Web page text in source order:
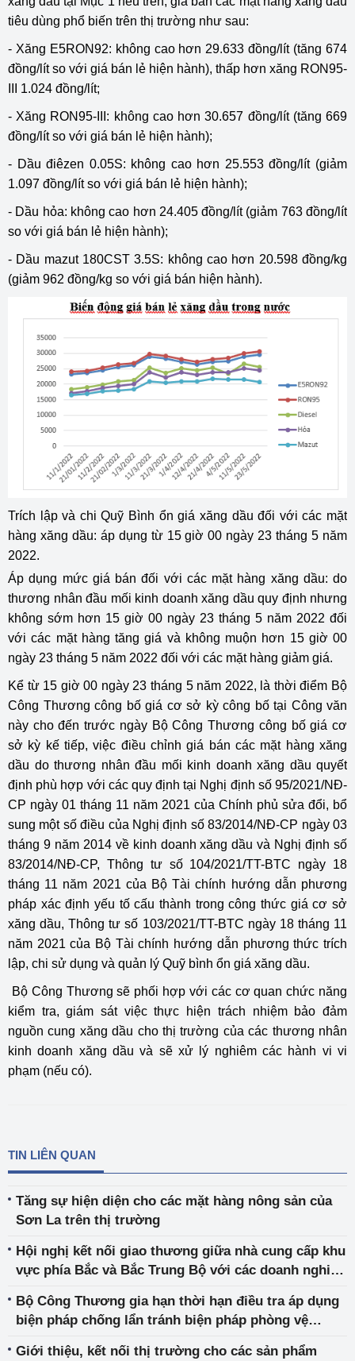
tiêu dùng phổ biến trên thị trường như sau:
- Xăng E5RON92: không cao hơn 29.633 đồng/lít (tăng 674
đồng/lít so với giá bán lẻ hiện hành), thấp hơn xăng RON95-
III 1.024 đồng/lít;
- Xăng RON95-III: không cao hơn 30.657 đồng/lít (tăng 669
đồng/lít so với giá bán lẻ hiện hành);
- Dầu điêzen 0.05S: không cao hơn 25.553 đồng/lít (giảm
1.097 đồng/lít so với giá bán lẻ hiện hành);
- Dầu hỏa: không cao hơn 24.405 đồng/lít (giảm 763 đồng/lít
so với giá bán lẻ hiện hành);
- Dầu mazut 180CST 3.5S: không cao hơn 20.598 đồng/kg
(giảm 962 đồng/kg so với giá bán hiện hành).
Trích lập và chi Quỹ Bình ổn giá xăng dầu đối với các mặt
hàng xăng dầu: áp dụng từ 15 giờ 00 ngày 23 tháng 5 năm
2022.
Áp dụng mức giá bán đối với các mặt hàng xăng dầu: do
thương nhân đầu mối kinh doanh xăng dầu quy định nhưng
không sớm hơn 15 giờ 00 ngày 23 tháng 5 năm 2022 đối
với các mặt hàng tăng giá và không muộn hơn 15 giờ 00
ngày 23 tháng 5 năm 2022 đối với các mặt hàng giảm giá.
Kể từ 15 giờ 00 ngày 23 tháng 5 năm 2022, là thời điểm Bộ
Công Thương công bố giá cơ sở kỳ công bố tại Công văn
này cho đến trước ngày Bộ Công Thương công bố giá cơ
sở kỳ kế tiếp, việc điều chỉnh giá bán các mặt hàng xăng
dầu do thương nhân đầu mối kinh doanh xăng dầu quyết
định phù hợp với các quy định tại Nghị định số 95/2021/NĐ-
CP ngày 01 tháng 11 năm 2021 của Chính phủ sửa đổi, bổ
sung một số điều của Nghị định số 83/2014/NĐ-CP ngày 03
tháng 9 năm 2014 về kinh doanh xăng dầu và Nghị định số
83/2014/NĐ-CP, Thông tư số 104/2021/TT-BTC ngày 18
tháng 11 năm 2021 của Bộ Tài chính hướng dẫn phương
pháp xác định yếu tố cấu thành trong công thức giá cơ sở
xăng dầu, Thông tư số 103/2021/TT-BTC ngày 18 tháng 11
năm 2021 của Bộ Tài chính hướng dẫn phương thức trích
lập, chi sử dụng và quản lý Quỹ bình ổn giá xăng dầu.
Bộ Công Thương sẽ phối hợp với các cơ quan chức năng
kiểm tra, giám sát việc thực hiện trách nhiệm bảo đảm
nguồn cung xăng dầu cho thị trường của các thương nhân
kinh doanh xăng dầu và sẽ xử lý nghiêm các hành vi vi
phạm (nếu có).
TIN LIÊN QUAN
Tăng sự hiện diện cho các mặt hàng nông sản của
Sơn La trên thị trường
Hội nghị kết nối giao thương giữa nhà cung cấp khu
vực phía Bắc và Bắc Trung Bộ với các doanh nghiệp
Bộ Công Thương gia hạn thời hạn điều tra áp dụng
biện pháp chống lẩn tránh biện pháp phòng vệ
Giới thiệu, kết nối thị trường cho các sản phẩm